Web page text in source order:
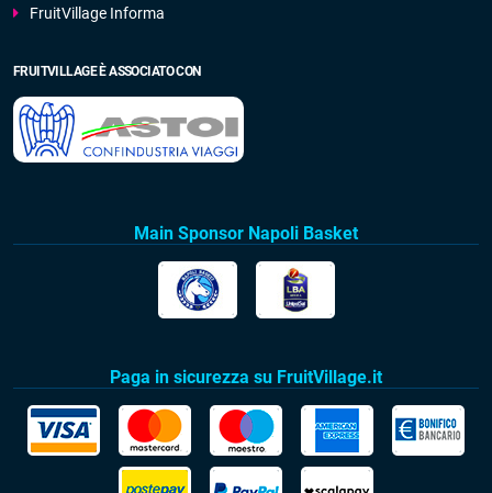
FruitVillage Informa
FRUITVILLAGE È ASSOCIATO CON
Main Sponsor Napoli Basket
Paga in sicurezza su FruitVillage.it